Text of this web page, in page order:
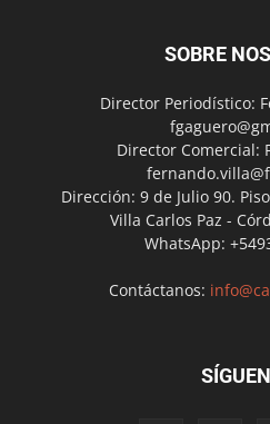
SOBRE
Director Periodístico:
Director Comercial:
Dirección: 9 de Julio 90.
Villa Carlos Paz -
WhatsApp:
Contáctanos: